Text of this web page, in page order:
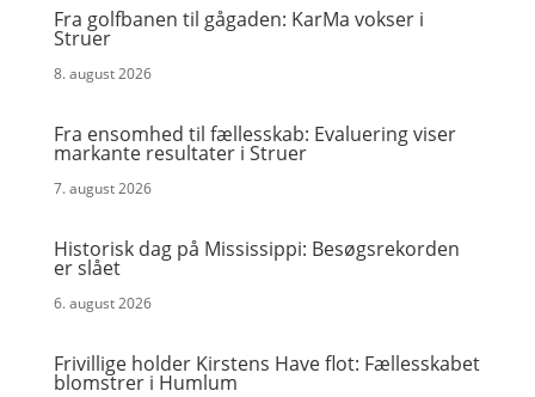
Fra golfbanen til gågaden: KarMa vokser i
Struer
8. august 2026
Fra ensomhed til fællesskab: Evaluering viser
markante resultater i Struer
7. august 2026
Historisk dag på Mississippi: Besøgsrekorden
er slået
6. august 2026
Frivillige holder Kirstens Have flot: Fællesskabet
blomstrer i Humlum